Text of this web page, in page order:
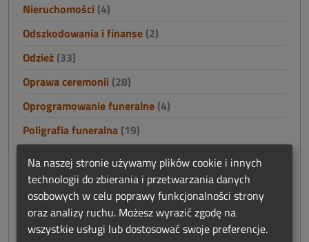
Nieruchomości (4)
Odszkodowania i finanse (2)
Odzież (33)
Oprawa ceremonii (28)
Oprogramowanie funeralne (4)
Poligrafia funeralna (19)
Prosektoria - wyposażenie(30)
Reklama(12)
Szkolenia(7)
Na naszej stronie używamy plików cookie i innych
technologii do zbierania i przetwarzania danych
osobowych w celu poprawy funkcjonalności strony
oraz analizy ruchu. Możesz wyrazić zgodę na
wszystkie usługi lub dostosować swoje preferencje.